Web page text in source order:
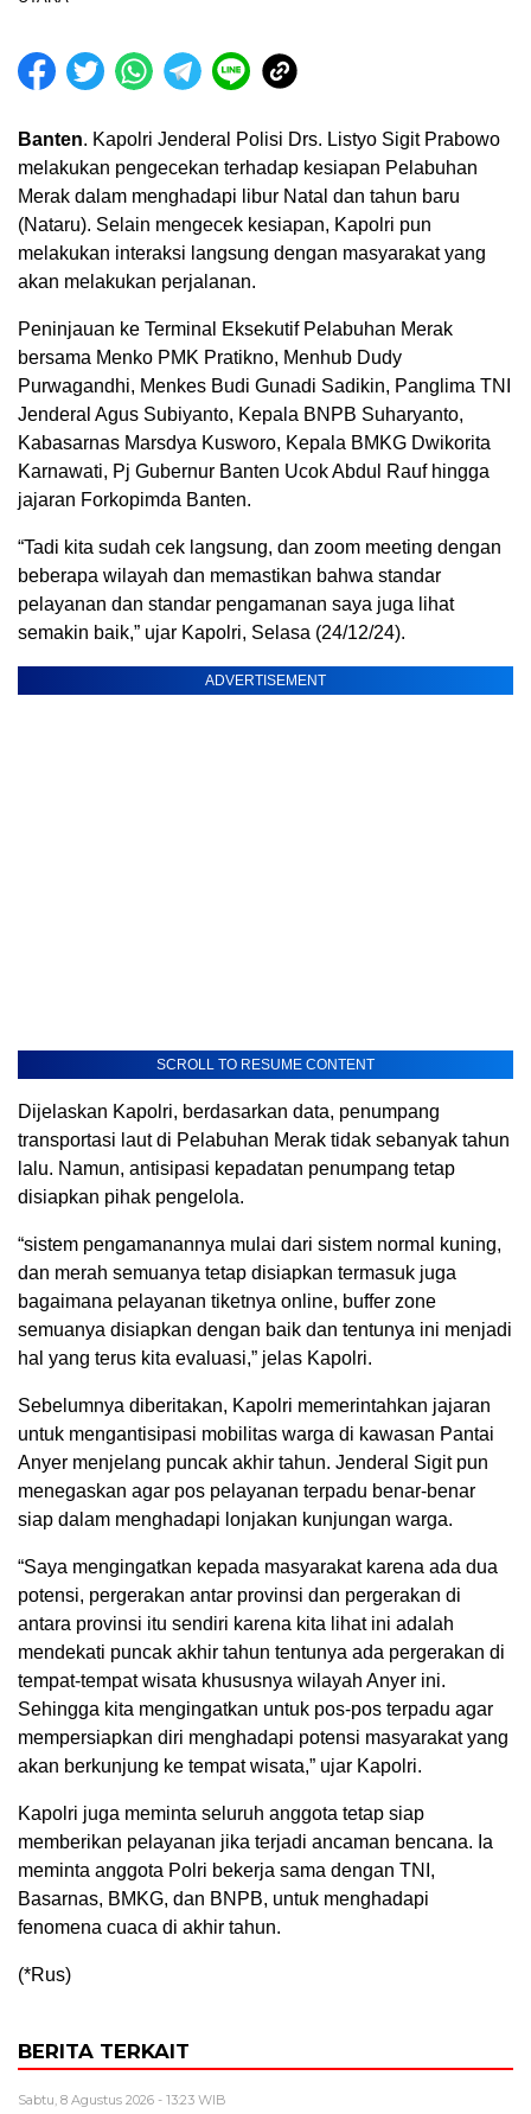
Banten. Kapolri Jenderal Polisi Drs. Listyo Sigit Prabowo
melakukan pengecekan terhadap kesiapan Pelabuhan
Merak dalam menghadapi libur Natal dan tahun baru
(Nataru). Selain mengecek kesiapan, Kapolri pun
melakukan interaksi langsung dengan masyarakat yang
akan melakukan perjalanan.
Peninjauan ke Terminal Eksekutif Pelabuhan Merak
bersama Menko PMK Pratikno, Menhub Dudy
Purwagandhi, Menkes Budi Gunadi Sadikin, Panglima TNI
Jenderal Agus Subiyanto, Kepala BNPB Suharyanto,
Kabasarnas Marsdya Kusworo, Kepala BMKG Dwikorita
Karnawati, Pj Gubernur Banten Ucok Abdul Rauf hingga
jajaran Forkopimda Banten.
“Tadi kita sudah cek langsung, dan zoom meeting dengan
beberapa wilayah dan memastikan bahwa standar
pelayanan dan standar pengamanan saya juga lihat
semakin baik,” ujar Kapolri, Selasa (24/12/24).
ADVERTISEMENT
SCROLL TO RESUME CONTENT
Dijelaskan Kapolri, berdasarkan data, penumpang
transportasi laut di Pelabuhan Merak tidak sebanyak tahun
lalu. Namun, antisipasi kepadatan penumpang tetap
disiapkan pihak pengelola.
“sistem pengamanannya mulai dari sistem normal kuning,
dan merah semuanya tetap disiapkan termasuk juga
bagaimana pelayanan tiketnya online, buffer zone
semuanya disiapkan dengan baik dan tentunya ini menjadi
hal yang terus kita evaluasi,” jelas Kapolri.
Sebelumnya diberitakan, Kapolri memerintahkan jajaran
untuk mengantisipasi mobilitas warga di kawasan Pantai
Anyer menjelang puncak akhir tahun. Jenderal Sigit pun
menegaskan agar pos pelayanan terpadu benar-benar
siap dalam menghadapi lonjakan kunjungan warga.
“Saya mengingatkan kepada masyarakat karena ada dua
potensi, pergerakan antar provinsi dan pergerakan di
antara provinsi itu sendiri karena kita lihat ini adalah
mendekati puncak akhir tahun tentunya ada pergerakan di
tempat-tempat wisata khususnya wilayah Anyer ini.
Sehingga kita mengingatkan untuk pos-pos terpadu agar
mempersiapkan diri menghadapi potensi masyarakat yang
akan berkunjung ke tempat wisata,” ujar Kapolri.
Kapolri juga meminta seluruh anggota tetap siap
memberikan pelayanan jika terjadi ancaman bencana. Ia
meminta anggota Polri bekerja sama dengan TNI,
Basarnas, BMKG, dan BNPB, untuk menghadapi
fenomena cuaca di akhir tahun.
(*Rus)
BERITA TERKAIT
Sabtu, 8 Agustus 2026 - 13:23 WIB